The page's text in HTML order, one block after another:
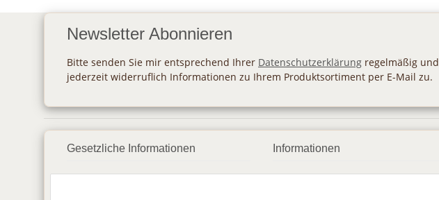
Newsletter Abonnieren
Bitte senden Sie mir entsprechend Ihrer Datenschutzerklärung regelmäßig und
jederzeit widerruflich Informationen zu Ihrem Produktsortiment per E-Mail zu.
Gesetzliche Informationen Informationen